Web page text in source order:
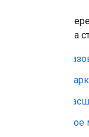
Ниже
найти
Мое